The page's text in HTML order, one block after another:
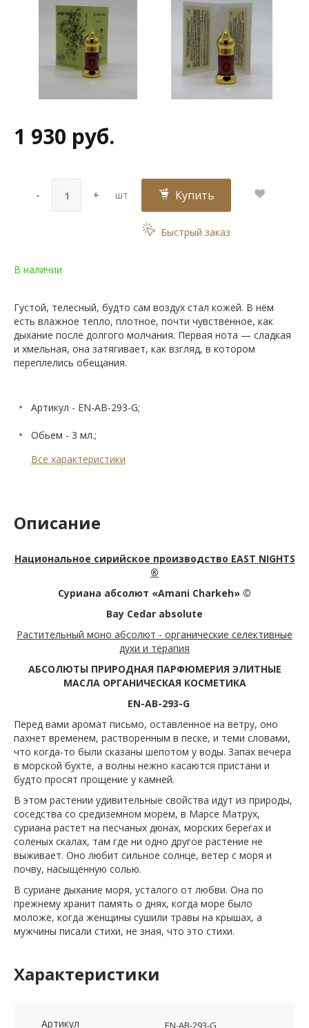
1 930 руб.
- + шт Купить
Быстрый заказ
В наличии
Густой, телесный, будто сам воздух стал кожей. В нём
есть влажное тепло, плотное, почти чувственное, как
дыхание после долгого молчания. Первая нота — сладкая
и хмельная, она затягивает, как взгляд, в котором
переплелись обещания.
Артикул - EN-AB-293-G;
Обьем - 3 мл.;
Все характеристики
Описание
Национальное сирийское производство EAST NIGHTS
®
Суриана абсолют «Amani Charkeh» ©
Bay Cedar absolute
Растительный моно абсолют - органические селективные
духи и терапия
АБСОЛЮТЫ ПРИРОДНАЯ ПАРФЮМЕРИЯ ЭЛИТНЫЕ
МАСЛА ОРГАНИЧЕСКАЯ КОСМЕТИКА
EN-AB-293-G
Перед вами аромат письмо, оставленное на ветру, оно
пахнет временем, растворенным в песке, и теми словами,
что когда-то были сказаны шепотом у воды. Запах вечера
в морской бухте, а волны нежно касаются пристани и
будто просят прощение у камней.
В этом растении удивительные свойства идут из природы,
соседства со средиземном морем, в Марсе Матрух,
суриана растет на песчаных дюнах, морских берегах и
соленых скалах, там где ни одно другое растение не
выживает. Оно любит сильное солнце, ветер с моря и
почву, насыщенную солью.
В суриане дыхание моря, усталого от любви. Она по
прежнему хранит память о днях, когда море было
моложе, когда женщины сушили травы на крышах, а
мужчины писали стихи, не зная, что это стихи.
Характеристики
Артикул EN-AB-293-G